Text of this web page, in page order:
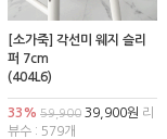
[소가죽] 각선미 웨지 슬리
퍼 7cm
(404L6)
33% 59,900 39,900원 리
뷰수 : 579개